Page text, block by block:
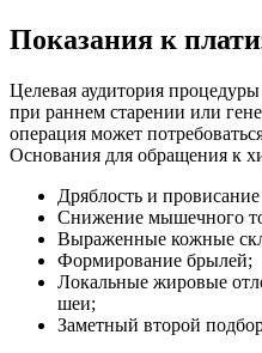
Показания к
Целевая аудитория
при раннем старении или
операция может
Основания для обращения к
Дряблость и
Снижение мышечного
Выраженные кожные
Формирование брылей;
Локальные жировые
шеи;
Заметный второй